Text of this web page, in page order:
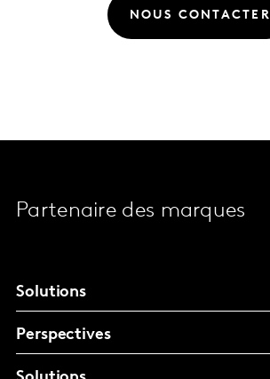
NOUS CONTACTER
Partenaire des marques
Solutions
Perspectives